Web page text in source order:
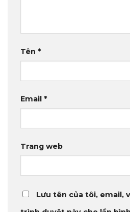
Tên *
Email *
Trang web
Lưu tên của tôi, email,